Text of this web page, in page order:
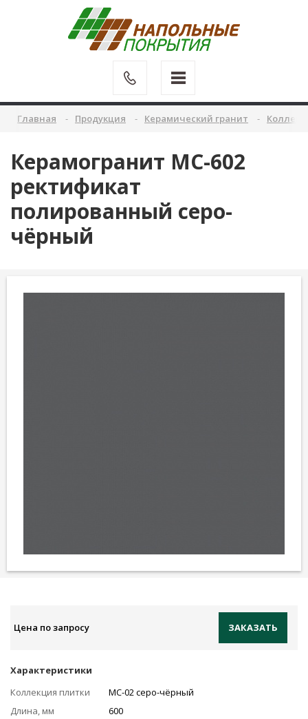
Главная Продукция Керамический гранит
Керамогранит MC-602
ректификат
полированный серо-
чёрный
Цена по запросу ЗАКАЗАТЬ
Характеристики
Коллекция плитки
MC-02 серо-чёрный
Длина, мм
600